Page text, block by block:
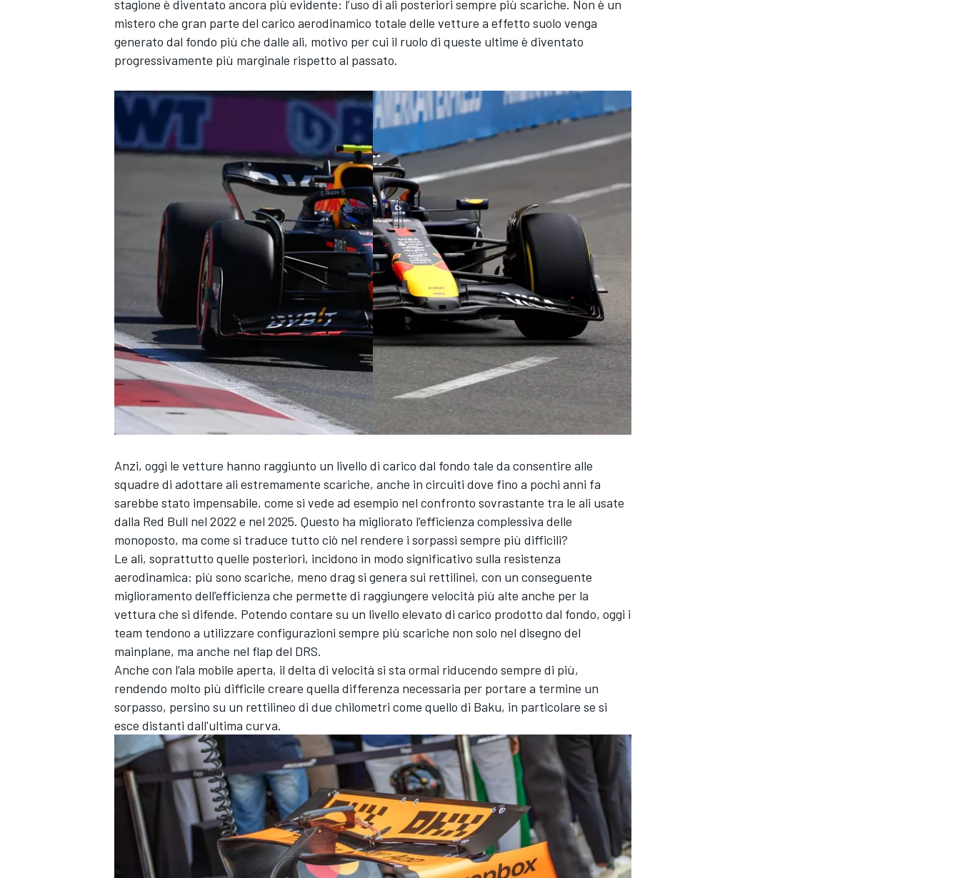
RALLY
stagione è diventato ancora più evidente: l’uso di ali posteriori sempre più scariche. Non è un
mistero che gran parte del carico aerodinamico totale delle vetture a effetto suolo venga
generato dal fondo più che dalle ali, motivo per cui il ruolo di queste ultime è diventato
progressivamente più marginale rispetto al passato.
Anzi, oggi le vetture hanno raggiunto un livello di carico dal fondo tale da consentire alle
squadre di adottare ali estremamente scariche, anche in circuiti dove fino a pochi anni fa
sarebbe stato impensabile, come si vede ad esempio nel confronto sovrastante tra le ali usate
dalla Red Bull nel 2022 e nel 2025. Questo ha migliorato l’efficienza complessiva delle
monoposto, ma come si traduce tutto ciò nel rendere i sorpassi sempre più difficili?
Le ali, soprattutto quelle posteriori, incidono in modo significativo sulla resistenza
aerodinamica: più sono scariche, meno drag si genera sui rettilinei, con un conseguente
miglioramento dell’efficienza che permette di raggiungere velocità più alte anche per la
vettura che si difende. Potendo contare su un livello elevato di carico prodotto dal fondo, oggi i
team tendono a utilizzare configurazioni sempre più scariche non solo nel disegno del
mainplane, ma anche nel flap del DRS.
Anche con l’ala mobile aperta, il delta di velocità si sta ormai riducendo sempre di più,
rendendo molto più difficile creare quella differenza necessaria per portare a termine un
sorpasso, persino su un rettilineo di due chilometri come quello di Baku, in particolare se si
esce distanti dall'ultima curva.